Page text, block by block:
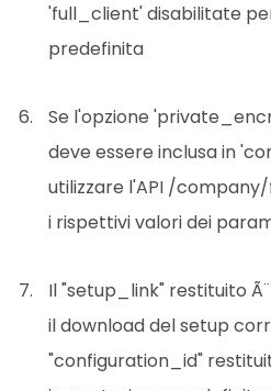
'full_client' disabilitate
predefinita
Se l'opzione
deve essere inclusa in
utilizzare l'API /
i rispettivi valori dei
Il "setup_link" restituito
il download del setup
"configuration_id"